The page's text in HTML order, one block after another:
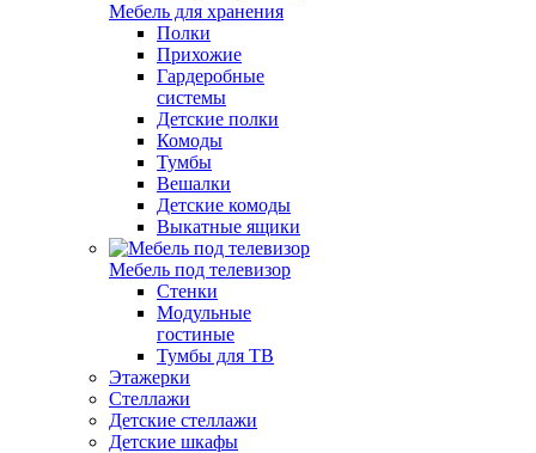
Мебель для хранения
Полки
Прихожие
Гардеробные
системы
Детские полки
Комоды
Тумбы
Вешалки
Детские комоды
Выкатные ящики
Мебель под телевизор
Стенки
Модульные
гостиные
Тумбы для ТВ
Этажерки
Стеллажи
Детские стеллажи
Детские шкафы